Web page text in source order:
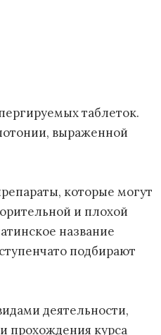
таблеток.
выраженной
которые могут
и плохой
название
подбирают
деятельности,
прохождения курса